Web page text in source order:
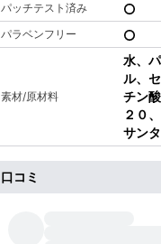
パッチテスト済み
パラベンフリー
素材/原材料
水、
ル、
チン
２０
サン
口コミ